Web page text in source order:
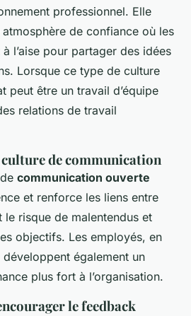
professionnel. Elle
de confiance où les
l’aise pour partager des idées
Lorsque ce type de culture
peut être un travail d’équipe
relations de travail
de communication
communication ouverte
et renforce les liens entre
risque de malentendus et
objectifs. Les employés, en
développent également un
plus fort à l’organisation.
le feedback